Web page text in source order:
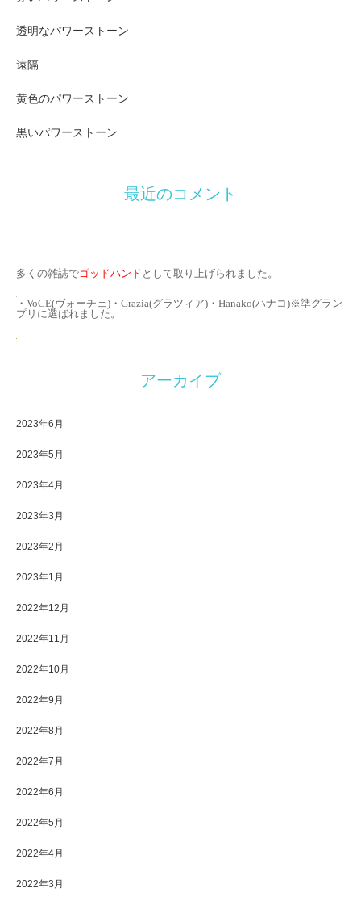
透明なパワーストーン
遠隔
黄色のパワーストーン
黒いパワーストーン
最近のコメント
多くの雑誌でゴッドハンド として取り上げられました。
・VoCE(ヴォーチェ)・Grazia(グラツィア)・Hanako(ハナコ)※準グラン
プリに選ばれました。
アーカイブ
2023年6月
2023年5月
2023年4月
2023年3月
2023年2月
2023年1月
2022年12月
2022年11月
2022年10月
2022年9月
2022年8月
2022年7月
2022年6月
2022年5月
2022年4月
2022年3月